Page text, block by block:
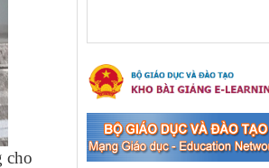
cho
Hưởng ứng cuộc thi trực
tuyến "Tìm hiểu Nghị quyết
Trung ương 8 Khoá XIII"
Hưởng ứng cuộc thi trực tuyến
"Tìm hiểu Nghị quyết Trung
ương 8 Khoá XIII"